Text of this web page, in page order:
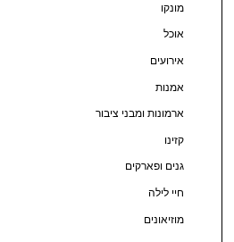
מונקו
אוכל
אירועים
אמנות
ארמונות ומבני ציבור
קזינו
גנים ופארקים
חיי לילה
מוזיאונים